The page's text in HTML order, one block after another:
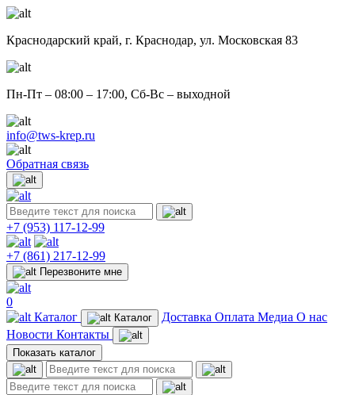
Краснодарский край, г. Краснодар, ул. Московская 83
Пн-Пт – 08:00 – 17:00, Сб-Вс – выходной
info@tws-krep.ru
Обратная связь
+7 (953) 117-12-99
+7 (861) 217-12-99
Перезвоните мне
0
Каталог
Каталог Доставка Оплата Медиа О нас
Новости Контакты
Показать каталог